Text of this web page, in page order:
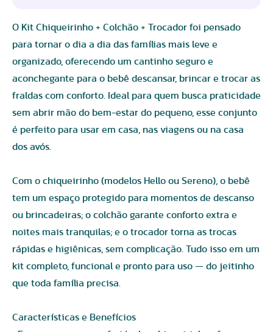
O Kit Chiqueirinho + Colchão + Trocador foi pensado
para tornar o dia a dia das famílias mais leve e
organizado, oferecendo um cantinho seguro e
aconchegante para o bebê descansar, brincar e trocar as
fraldas com conforto. Ideal para quem busca praticidade
sem abrir mão do bem-estar do pequeno, esse conjunto
é perfeito para usar em casa, nas viagens ou na casa
dos avós.
Com o chiqueirinho (modelos Hello ou Sereno), o bebê
tem um espaço protegido para momentos de descanso
ou brincadeiras; o colchão garante conforto extra e
noites mais tranquilas; e o trocador torna as trocas
rápidas e higiênicas, sem complicação. Tudo isso em um
kit completo, funcional e pronto para uso — do jeitinho
que toda família precisa.
Características e Benefícios